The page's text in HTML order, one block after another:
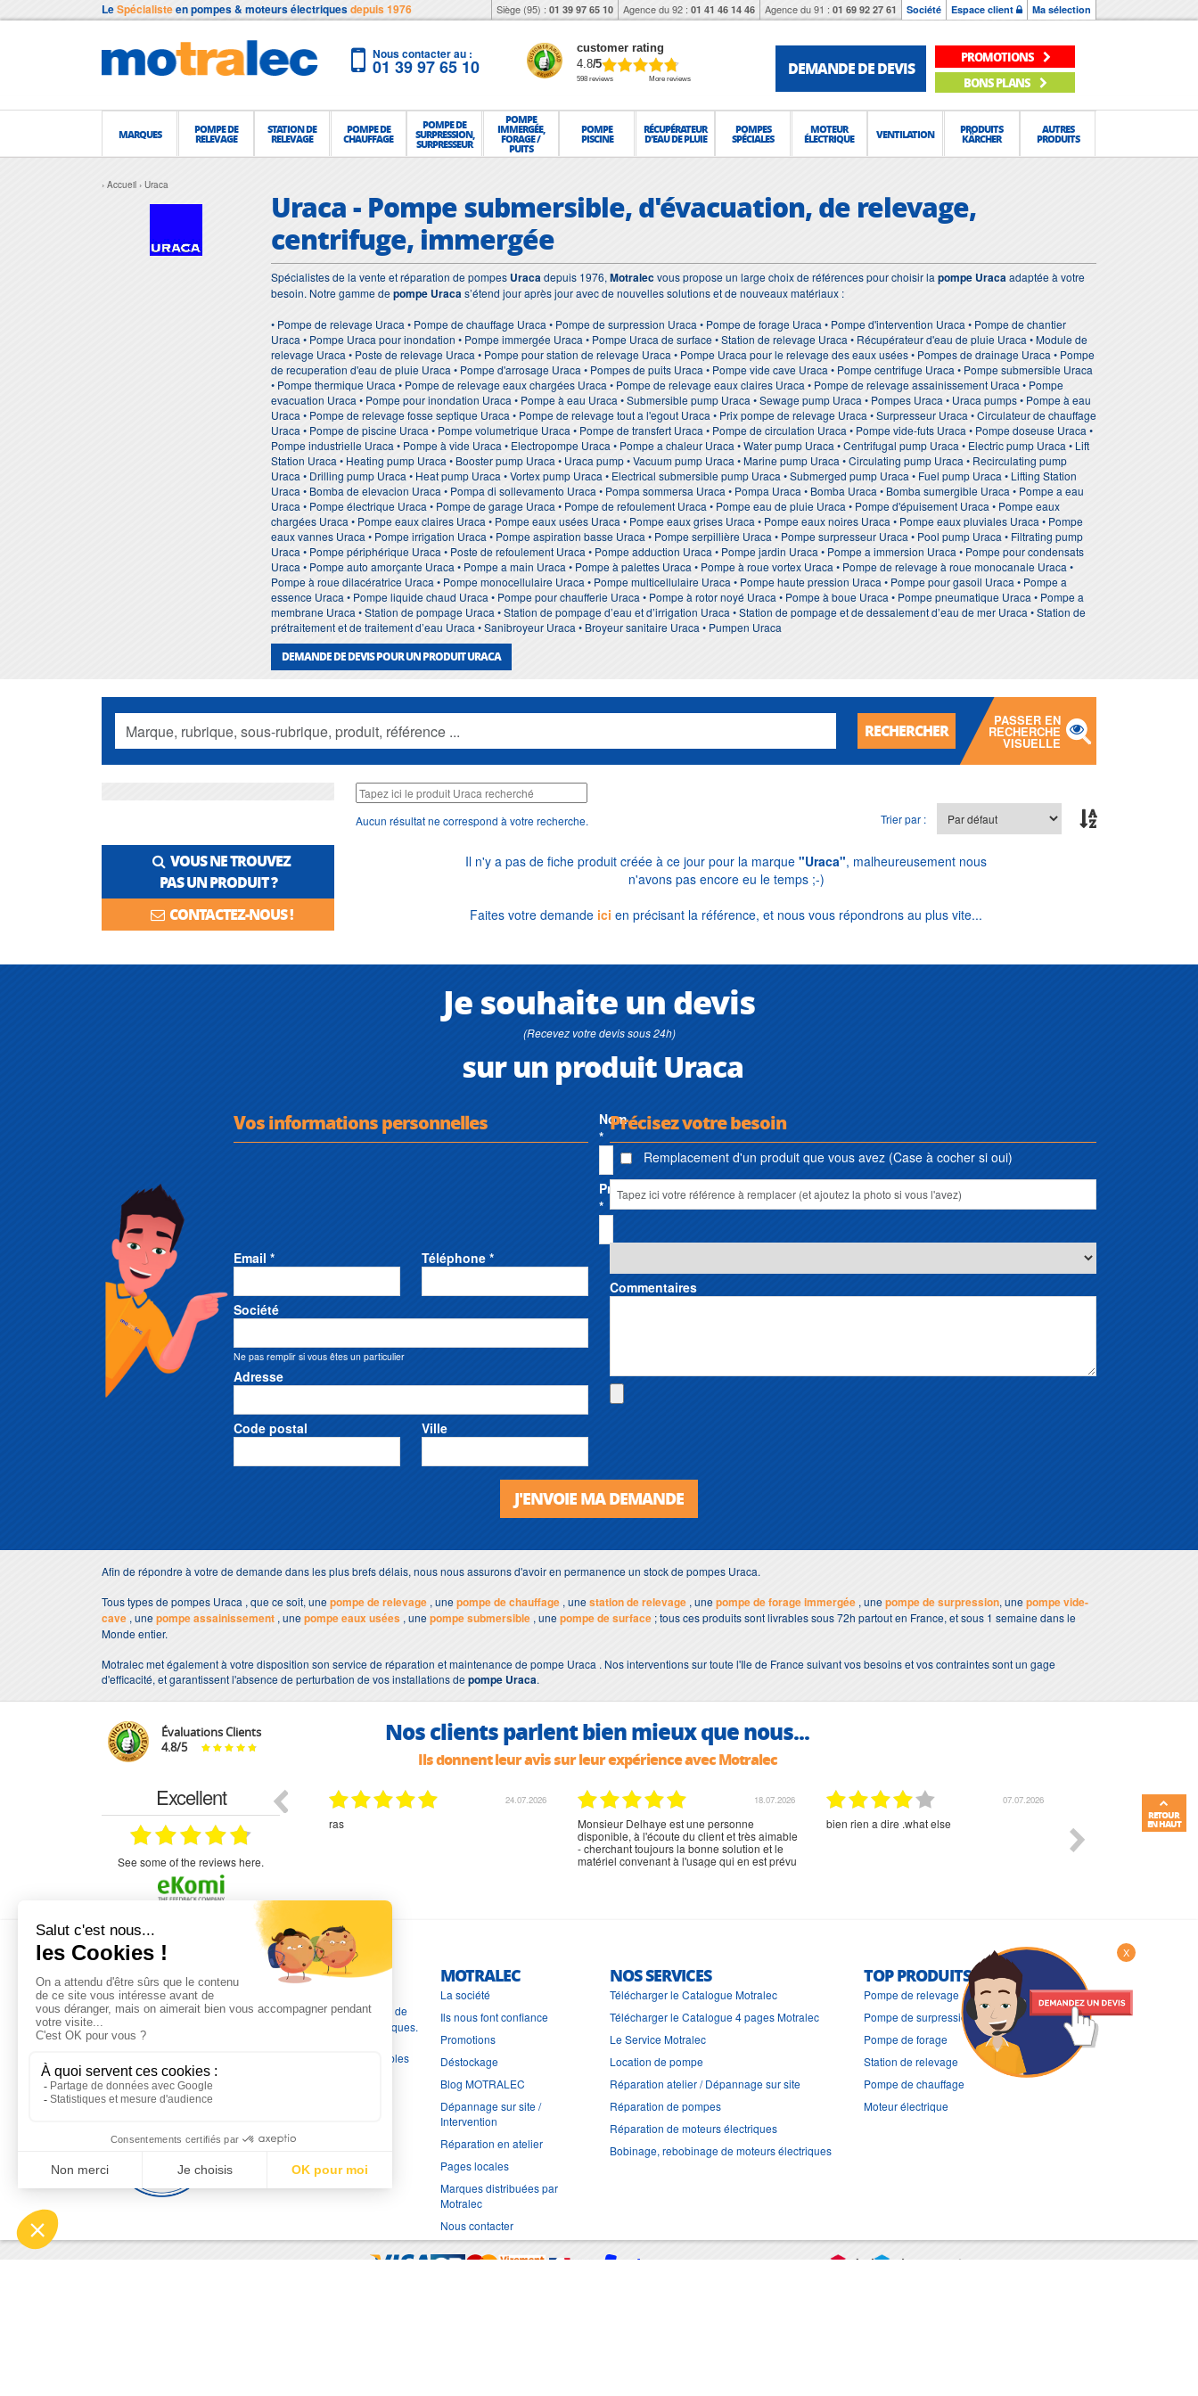
LeSpécialisteen pompes & moteurs électriquesdepuis 1976 Siège (95) : 01 39 97 65 10 Agence du 92 : 01 41 46 14 46 Agence du 91 : 01 69 92 27 61 Société Espace client Ma sélection
Nous contacter au :
01 39 97 65 10
customer rating
4.8/5
598 reviews More reviews
DEMANDE DE DEVIS
PROMOTIONS
BONS PLANS
MARQUES POMPE DE
RELEVAGE
STATION DE
RELEVAGE
POMPE DE
CHAUFFAGE
POMPE DE
SURPRESSION,
SURPRESSEUR
POMPE
IMMERGÉE,
FORAGE /
PUITS
POMPE
PISCINE
RÉCUPÉRATEUR
D'EAU DE PLUIE
POMPES
SPÉCIALES
MOTEUR
ÉLECTRIQUE VENTILATION PRODUITS
KÄRCHER
AUTRES
PRODUITS
Accueil Uraca
Uraca - Pompe submersible, d'évacuation, de relevage,
centrifuge, immergée
Spécialistes de la vente et réparation de pompesUracadepuis 1976, Motralecvous propose un large choix de références pour choisir la pompe Uracaadaptée à votre
besoin. Notre gamme depompe Uracas’étend jour après jour avec de nouvelles solutions et de nouveaux matériaux :
• Pompe de relevage Uraca • Pompe de chauffage Uraca • Pompe de surpression Uraca • Pompe de forage Uraca • Pompe d'intervention Uraca • Pompe de chantier
Uraca • Pompe Uraca pour inondation • Pompe immergée Uraca • Pompe Uraca de surface • Station de relevage Uraca • Récupérateur d'eau de pluie Uraca • Module de
relevage Uraca • Poste de relevage Uraca • Pompe pour station de relevage Uraca • Pompe Uraca pour le relevage des eaux usées • Pompes de drainage Uraca • Pompe
de recuperation d'eau de pluie Uraca • Pompe d'arrosage Uraca • Pompes de puits Uraca • Pompe vide cave Uraca • Pompe centrifuge Uraca • Pompe submersible Uraca
• Pompe thermique Uraca • Pompe de relevage eaux chargées Uraca • Pompe de relevage eaux claires Uraca • Pompe de relevage assainissement Uraca • Pompe
evacuation Uraca • Pompe pour inondation Uraca • Pompe à eau Uraca • Submersible pump Uraca • Sewage pump Uraca • Pompes Uraca • Uraca pumps • Pompe à eau
Uraca • Pompe de relevage fosse septique Uraca • Pompe de relevage tout a l'egout Uraca • Prix pompe de relevage Uraca • Surpresseur Uraca • Circulateur de chauffage
Uraca • Pompe de piscine Uraca • Pompe volumetrique Uraca • Pompe de transfert Uraca • Pompe de circulation Uraca • Pompe vide-futs Uraca • Pompe doseuse Uraca •
Pompe industrielle Uraca • Pompe à vide Uraca • Electropompe Uraca • Pompe a chaleur Uraca • Water pump Uraca • Centrifugal pump Uraca • Electric pump Uraca • Lift
Station Uraca • Heating pump Uraca • Booster pump Uraca • Uraca pump • Vacuum pump Uraca • Marine pump Uraca • Circulating pump Uraca • Recirculating pump
Uraca • Drilling pump Uraca • Heat pump Uraca • Vortex pump Uraca • Electrical submersible pump Uraca • Submerged pump Uraca • Fuel pump Uraca • Lifting Station
Uraca • Bomba de elevacion Uraca • Pompa di sollevamento Uraca • Pompa sommersa Uraca • Pompa Uraca • Bomba Uraca • Bomba sumergible Uraca • Pompe a eau
Uraca • Pompe électrique Uraca • Pompe de garage Uraca • Pompe de refoulement Uraca • Pompe eau de pluie Uraca • Pompe d'épuisement Uraca • Pompe eaux
chargées Uraca • Pompe eaux claires Uraca • Pompe eaux usées Uraca • Pompe eaux grises Uraca • Pompe eaux noires Uraca • Pompe eaux pluviales Uraca • Pompe
eaux vannes Uraca • Pompe irrigation Uraca • Pompe aspiration basse Uraca • Pompe serpillière Uraca • Pompe surpresseur Uraca • Pool pump Uraca • Filtrating pump
Uraca • Pompe périphérique Uraca • Poste de refoulement Uraca • Pompe adduction Uraca • Pompe jardin Uraca • Pompe a immersion Uraca • Pompe pour condensats
Uraca • Pompe auto amorçante Uraca • Pompe a main Uraca • Pompe à palettes Uraca • Pompe à roue vortex Uraca • Pompe de relevage à roue monocanale Uraca •
Pompe à roue dilacératrice Uraca • Pompe monocellulaire Uraca • Pompe multicellulaire Uraca • Pompe haute pression Uraca • Pompe pour gasoil Uraca • Pompe a
essence Uraca • Pompe liquide chaud Uraca • Pompe pour chaufferie Uraca • Pompe à rotor noyé Uraca • Pompe à boue Uraca • Pompe pneumatique Uraca • Pompe a
membrane Uraca • Station de pompage Uraca • Station de pompage d’eau et d’irrigation Uraca • Station de pompage et de dessalement d’eau de mer Uraca • Station de
prétraitement et de traitement d’eau Uraca • Sanibroyeur Uraca • Broyeur sanitaire Uraca • Pumpen Uraca
DEMANDE DE DEVIS POUR UN PRODUIT URACA
RECHERCHER
PASSER EN
RECHERCHE
VISUELLE
VOUS NE TROUVEZ
PAS UN PRODUIT ?
CONTACTEZ-NOUS !
Aucun résultat ne correspond à votre recherche. Trier par :
Il n'y a pas de fiche produit créée à ce jour pour la marque "Uraca", malheureusement nous
n'avons pas encore eu le temps ;-)
Faites votre demande ici en précisant la référence, et nous vous répondrons au plus vite...
Je souhaite un devis
(Recevez votre devis sous 24h)
sur un produit Uraca
Vos informations personnelles
Nom
*
Prénom
*
Email * Téléphone *
Société
Ne pas remplir si vous êtes un particulier
Adresse
Code postal Ville
Précisez votre besoin
Remplacement d'un produit que vous avez (Case à cocher si oui)
Commentaires
J'ENVOIE MA DEMANDE
Afin de répondre à votre de demande dans les plus brefs délais, nous nous assurons d'avoir en permanence un stock de pompes Uraca.
Tous types de pompes Uraca , que ce soit, unepompe de relevage , unepompe de chauffage , unestation de relevage , unepompe de forage immergée , unepompe de surpression, unepompe vide-
cave , unepompe assainissement , unepompe eaux usées , unepompe submersible , unepompe de surface ; tous ces produits sont livrables sous 72h partout en France, et sous 1 semaine dans le
Monde entier.
Motralec met également à votre disposition son service de réparation et maintenance de pompe Uraca . Nos interventions sur toute l'Ile de France suivant vos besoins et vos contraintes sont un gage
d'efficacité, et garantissent l'absence de perturbation de vos installations depompe Uraca.
Évaluations Clients
4.8/5 Nos clients parlent bien mieux que nous...
Ils donnent leur avis sur leur expérience avec Motralec
Excellent
see some of the reviews here.
29.03.2026
bonjour commande pompe puit malgré un
appel en dehors des heures d ouverture votre
commercial a géré ma demande le devis reçu
immédiatement un fois le paiement effectue la
commande a été valider l envoi a été un peu
long mais dans l ensemble très satisfait
24.07.2026
ras
18.07.2026
Monsieur Delhaye est une personne
disponible, à l'écoute du client et très aimable
- cherchant toujours la bonne solution et le
matériel convenant à l'usage qui en est prévu
07.07.2026
bien rien a dire .what else
L'EXPERTISE MOTRALEC
Depuis 1976, nous sommes
Franceen pompes de relevage, station de relevage, pompe de
chauffage, suppression, forage, immergée et moteurs électriques.
Nous assurons
, tout en travaillant avec les marques les plus fiables
du marché.
MOTRALEC
La société
Ils nous font confiance
Promotions
Déstockage
Blog MOTRALEC
Dépannage sur site /
Intervention
Réparation en atelier
Pages locales
Marques distribuées par
Motralec
Nous contacter
NOS SERVICES
Télécharger le Catalogue Motralec
Télécharger le Catalogue 4 pages Motralec
Le Service Motralec
Location de pompe
Réparation atelier / Dépannage sur site
Réparation de pompes
Réparation de moteurs électriques
Bobinage, rebobinage de moteurs électriques
TOP PRODUITS
Pompe de relevage
Pompe de surpression
Pompe de forage
Station de relevage
Pompe de chauffage
Moteur électrique
X
RETOUR
EN HAUT